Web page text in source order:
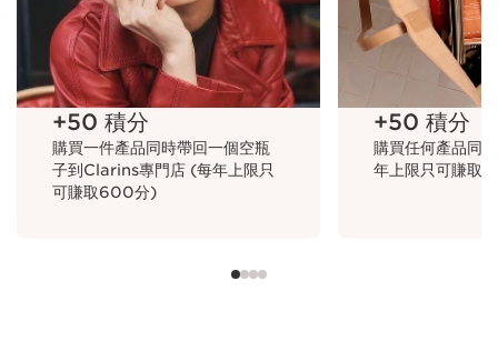
+50 積分
購買一件產品同時帶回一個空瓶子到Clarins專門店 (每年上限只可賺取600分)
+50 積分
購買一件產品同時帶回一個空瓶
子到Clarins專門店 (每年上限只
可賺取600分)
+50 積分
購買任何產品同
年上限只可賺取